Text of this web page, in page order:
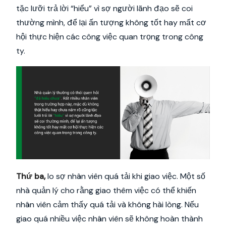
tặc lưỡi trả lời “hiểu” vì sợ người lãnh đạo sẽ coi
thường mình, để lại ấn tượng không tốt hay mất cơ
hội thực hiện các công việc quan trọng trong công
ty.
Thứ ba,lo sợ nhân viên quá tải khi giao việc. Một số
nhà quản lý cho rằng giao thêm việc có thể khiến
nhân viên cảm thấy quá tải và không hài lòng. Nếu
giao quá nhiều việc nhân viên sẽ không hoàn thành